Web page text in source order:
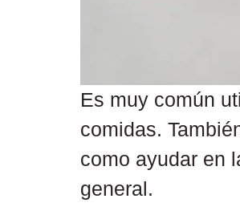
Es muy común
comidas.
como ayudar en
general.